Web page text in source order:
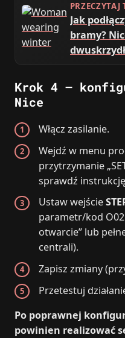
PRZECZYTAJ
Jak
bramy?
Krok 4 –
Nice
Włącz zasilanie.
Wejdź w menu
przytrzymanie
sprawdź
Ustaw wejście
parametr/kod
otwarcie” lub
centrali).
Zapisz zmiany
Przetestuj
Po poprawnej
powinien realizować